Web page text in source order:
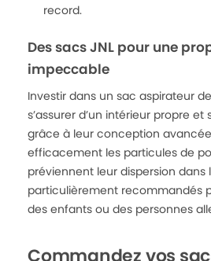
record.
Des sacs JNL pour une
impeccable
Investir dans un sac aspirateur
s’assurer d’un intérieur propre et
grâce à leur conception
efficacement les particules de
préviennent leur dispersion dans
particulièrement recommandés
des enfants ou des personnes
Commandez vos